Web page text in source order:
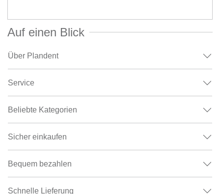
Auf einen Blick
Über Plandent
Service
Beliebte Kategorien
Sicher einkaufen
Bequem bezahlen
Schnelle Lieferung